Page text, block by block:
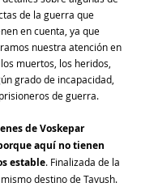
de la guerra que
en cuenta, ya que
nuestra atención en
muertos, los heridos,
grado de incapacidad,
de guerra.
de Voskepar
aquí no tienen
estable. Finalizada de la
destino de Tavush.